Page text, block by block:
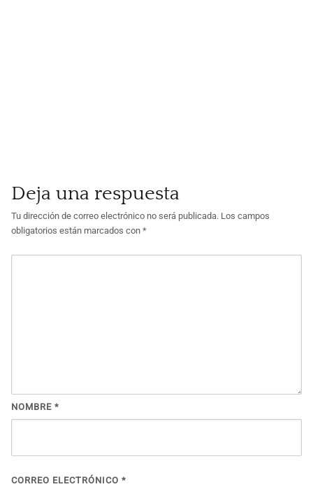
Deja una respuesta
Tu dirección de correo electrónico no será publicada. Los campos
obligatorios están marcados con *
NOMBRE *
CORREO ELECTRÓNICO *